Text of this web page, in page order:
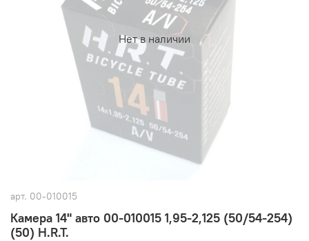
Нет в наличии
арт. 00-010015
Камера 14" авто 00-010015 1,95-2,125 (50/54-254)
(50) H.R.T.